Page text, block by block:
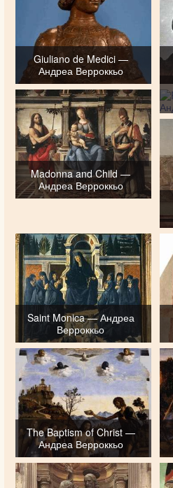
Giuliano de Medici —
Андреа Верроккьо
Madonna and Child —
Андреа Верроккьо
Saint Monica — Андреа
Верроккьо
The Baptism of Christ —
Андреа Верроккьо